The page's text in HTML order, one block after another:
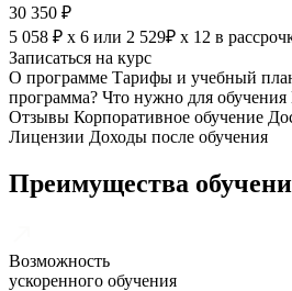
30 350 ₽
5 058 ₽ х 6 или 2 529₽ х 12 в
Записаться на курс
О программе Тарифы и учебный
программа? Что нужно для обучения
Отзывы Корпоративное обучение
Лицензии Доходы после обучения
Преимущества
Возможность
ускоренного обучения